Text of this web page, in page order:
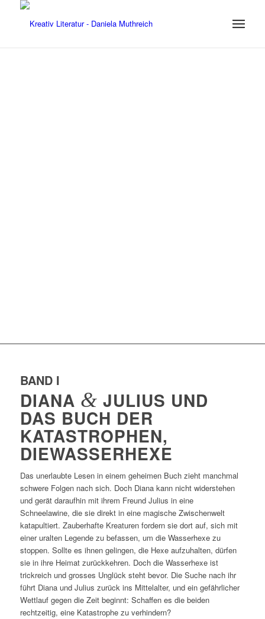
BAND I
DIANA & JULIUS UND
DAS BUCH DER
KATASTROPHEN,
DIEWASSERHEXE
Das unerlaubte Lesen in einem geheimen Buch zieht manchmal
schwere Folgen nach sich. Doch Diana kann nicht widerstehen
und gerät daraufhin mit ihrem Freund Julius in eine
Schneelawine, die sie direkt in eine magische Zwischenwelt
katapultiert. Zauberhafte Kreaturen fordern sie dort auf, sich mit
einer uralten Legende zu befassen, um die Wasserhexe zu
stoppen. Sollte es ihnen gelingen, die Hexe aufzuhalten, dürfen
sie in ihre Heimat zurückkehren. Doch die Wasserhexe ist
trickreich und grosses Unglück steht bevor. Die Suche nach ihr
führt Diana und Julius zurück ins Mittelalter, und ein gefährlicher
Wettlauf gegen die Zeit beginnt: Schaffen es die beiden
rechtzeitig, eine Katastrophe zu verhindern?